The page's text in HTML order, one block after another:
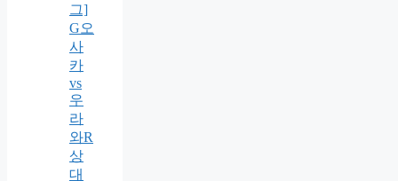
그]
G오
사
카
vs
우
라
와R
상
대